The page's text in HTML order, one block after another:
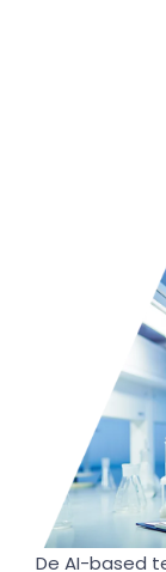
De AI-based